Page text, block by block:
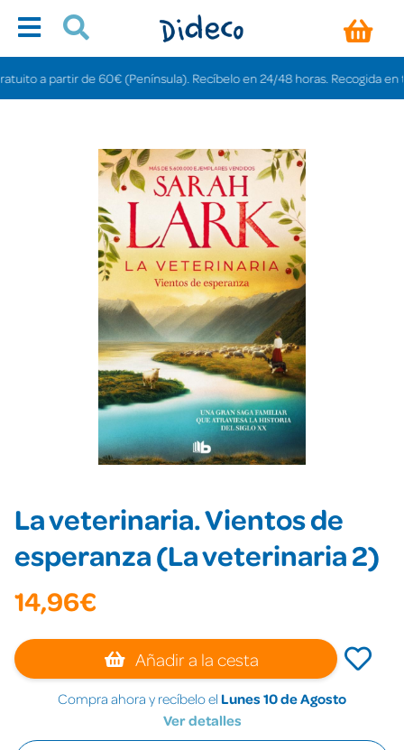
a partir de 60€ (Península). Recíbelo en 24/48 horas. Recogida en
La veterinaria. Vientos de
esperanza (La veterinaria 2)
14,96€
Añadir a la cesta
Compra ahora y recíbelo el Lunes 10 de Agosto
Ver detalles